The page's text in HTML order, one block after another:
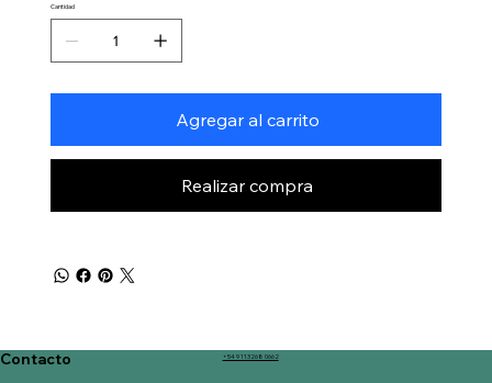
Cantidad
Agregar al carrito
Realizar compra
+54 9 113268 0662
Contacto